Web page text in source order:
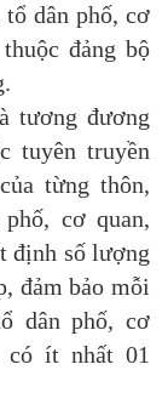
dân phố, cơ
đảng bộ
tương đương
tuyên truyền
từng thôn,
cơ quan,
định số lượng
đảm bảo mỗi
dân phố, cơ
có ít nhất 01